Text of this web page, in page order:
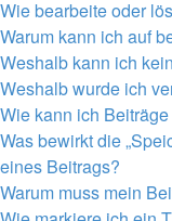
Wie bearbeite oder
Warum kann ich auf
Weshalb kann ich
Weshalb wurde ich
Wie kann ich
Was bewirkt die
eines Beitrags?
Warum muss mein